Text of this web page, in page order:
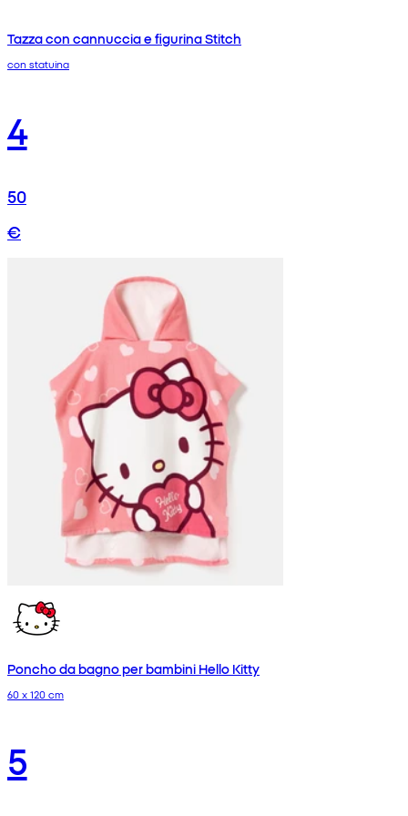
Tazza con cannuccia e figurina Stitch
con statuina
4
50
€
Poncho da bagno per bambini Hello Kitty
60 x 120 cm
5